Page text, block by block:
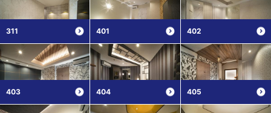
311 401 402
403 404 405